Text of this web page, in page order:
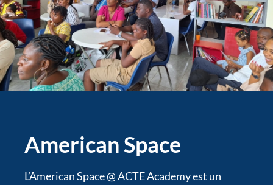
American Space
L’American Space @ ACTE Academy est un